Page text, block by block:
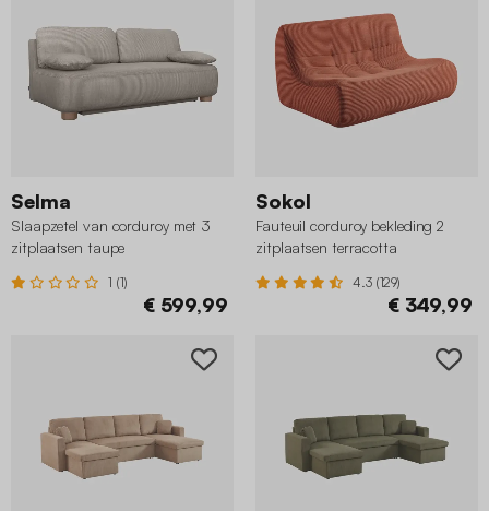
Selma
Slaapzetel van corduroy met 3
zitplaatsen taupe
1 (1)
€ 599,99
Sokol
Fauteuil corduroy bekleding 2
zitplaatsen terracotta
4.3 (129)
€ 349,99